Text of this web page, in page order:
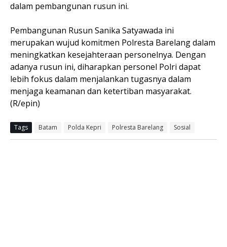
dalam pembangunan rusun ini.
Pembangunan Rusun Sanika Satyawada ini
merupakan wujud komitmen Polresta Barelang dalam
meningkatkan kesejahteraan personelnya. Dengan
adanya rusun ini, diharapkan personel Polri dapat
lebih fokus dalam menjalankan tugasnya dalam
menjaga keamanan dan ketertiban masyarakat.
(R/epin)
Tags Batam Polda Kepri Polresta Barelang Sosial